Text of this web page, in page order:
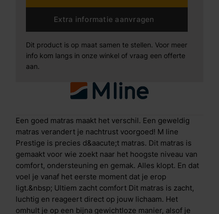
je de hele nacht comfortabel, fris en droog blijft.
Tegelijkertijd voel je subtiele tegendruk op de juiste
draagt bij aan een ononderbroken, herstellende slaap.
Prestige heeft zachte schouder- en kniezones,
in elke slaaphouding. De stevige bekkenzone zorgt
juist voor ondersteuning van je onderrug.
lichaam volledig ontspant en herstelt. Bovendien is
latex van nature antibacterieel. Een slimme keuze, van
A tot Z M line prestige biedt je een topkwaliteit matras
en een maximale service. Alles goed geregeld,
zonder gedoe: Gratis thuisbezorgd, tot in je
slaapkamer 100 nachten proefslapen. Wil je toch
liever iets zachter of steviger? We komen de
stevigheid kosteloos bij jouw thuis aanpassen. Tot
12&nbsp;jaar volledige garantie Combineer met het
Extra informatie aanvragen
Dit product is op maat samen te stellen. Voor meer
info kom langs in onze winkel of vraag een offerte
aan.
Een goed matras maakt het verschil. Een geweldig
matras verandert je nachtrust voorgoed! M line
Prestige is precies d&aacute;t matras. Dit matras is
gemaakt voor wie zoekt naar het hoogste niveau van
comfort, ondersteuning en gemak. Alles klopt. En dat
voel je vanaf het eerste moment dat je erop
ligt.&nbsp; Ultiem zacht comfort Dit matras is zacht,
luchtig en reageert direct op jouw lichaam. Het
omhult je op een bijna gewichtloze manier, alsof je